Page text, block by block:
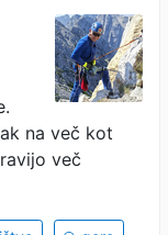
na več kot
več